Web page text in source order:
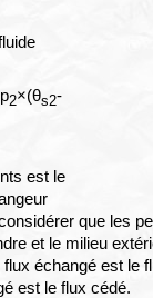
2×(θs2-
est le
que les
et le milieu
échangé est le
est le flux cédé.